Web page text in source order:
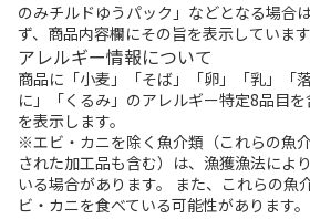
のみチルドゆうパック」などとなる場合
ず、商品内容欄にその旨を表示しています
アレルギー情報について
商品に「小麦」「そば」「卵」「乳」「
に」「くるみ」のアレルギー特定8品目
を表示します。
※エビ・カニを除く魚介類（これらの魚
された加工品も含む）は、漁獲漁法によ
いる場合があります。 また、これらの魚
ビ・カニを食べている可能性があります。